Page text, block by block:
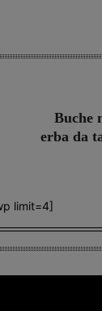
Buche
erba da
limit=4]